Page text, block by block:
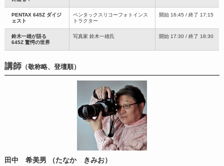
PENTAX 645Z ダイジ
ェスト
ペンタックスリコーフォトインス
トラクター
開始 16:45 / 終了 17:15
鈴木一雄が語る
645Z 驚愕の世界
写真家 鈴木一雄氏 開始 17:30 / 終了 18:30
講師 （敬称略、登壇順）
田中 希美男 （たなか きみお）